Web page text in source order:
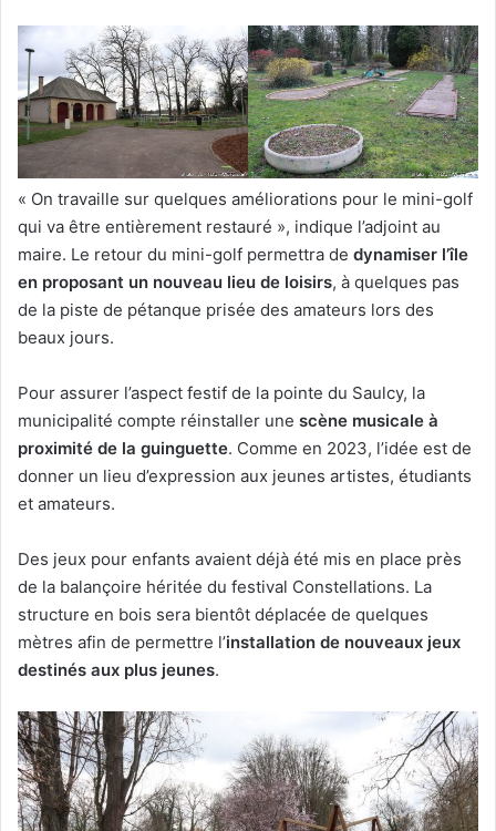
« On travaille sur quelques améliorations pour le mini-golf
qui va être entièrement restauré », indique l’adjoint au
maire. Le retour du mini-golf permettra de dynamiser l’île
en proposant un nouveau lieu de loisirs, à quelques pas
de la piste de pétanque prisée des amateurs lors des
beaux jours.
Pour assurer l’aspect festif de la pointe du Saulcy, la
municipalité compte réinstaller une scène musicale à
proximité de la guinguette. Comme en 2023, l’idée est de
donner un lieu d’expression aux jeunes artistes, étudiants
et amateurs.
Des jeux pour enfants avaient déjà été mis en place près
de la balançoire héritée du festival Constellations. La
structure en bois sera bientôt déplacée de quelques
mètres afin de permettre l’installation de nouveaux jeux
destinés aux plus jeunes.